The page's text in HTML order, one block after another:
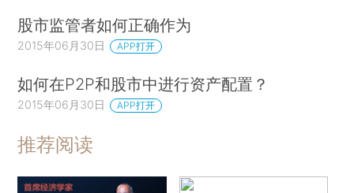
股市监管者如何正确作为
2015年06月30日 APP打开
如何在P2P和股市中进行资产配置？
2015年06月30日 APP打开
推荐阅读